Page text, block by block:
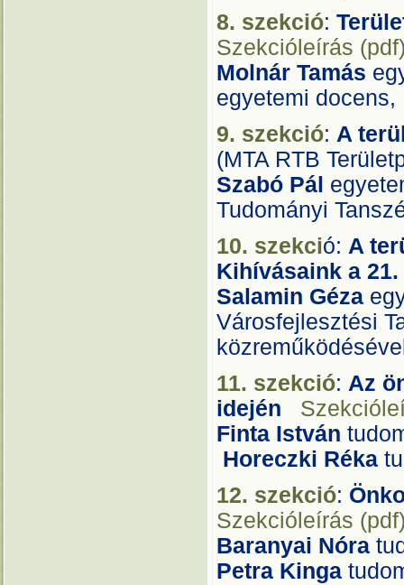
8. szekció:
Szekcióleírás
Molnár Tamás
egyetemi docens,
9. szekció: A
(MTA RTB
Szabó Pál
Tudományi
10. szekció: A
Kihívásaink a
Salamin Géza
Városfejlesztési
11. szekció: Az
idején
Finta István
Horeczki Réka
12. szekció:
Szekcióleírás
Baranyai Nóra
Petra Kinga